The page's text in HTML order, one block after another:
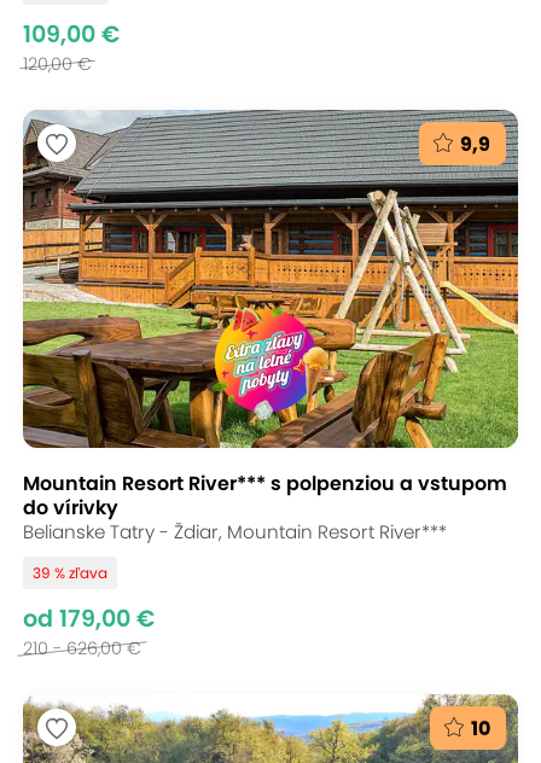
109,00 €
120,00 €
9,9
Mountain Resort River*** s polpenziou a vstupom
do vírivky
Belianske Tatry - Ždiar, Mountain Resort River***
39 % zľava
od 179,00 €
210 - 626,00 €
10